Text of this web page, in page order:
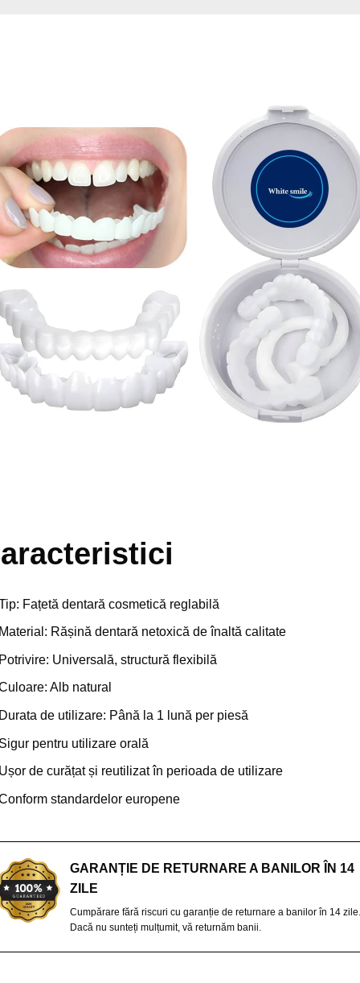
Fațetă dentară cosmetică reglabilă
Rășină dentară netoxică de înaltă calitate
Universală, structură flexibilă
Alb natural
de utilizare: Până la 1 lună per piesă
pentru utilizare orală
de curățat și reutilizat în perioada de utilizare
standardelor europene
GARANȚIE DE RETURNARE A BANILOR ÎN 14
ZILE
Cumpărare fără riscuri cu garanție de returnare a banilor în 14 zile.
Dacă nu sunteți mulțumit, vă returnăm banii.